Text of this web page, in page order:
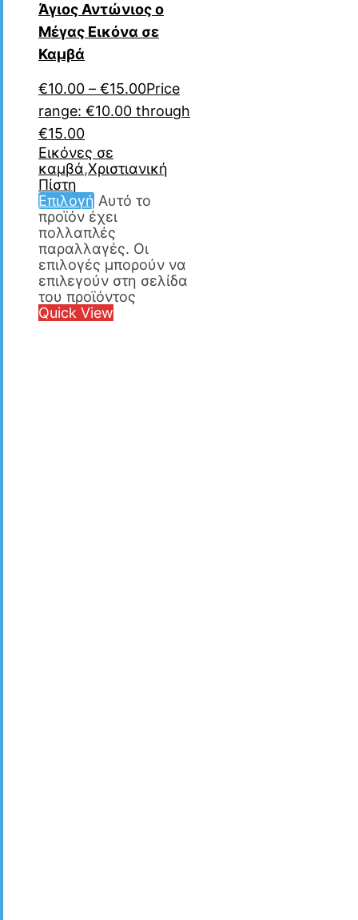
Άγιος Αντώνιος ο
Μέγας Εικόνα σε
Καμβά
€10.00 – €15.00Price
range: €10.00 through
€15.00
Εικόνες σε
καμβά,Χριστιανική
Πίστη
Επιλογή Αυτό το
προϊόν έχει
πολλαπλές
παραλλαγές. Οι
επιλογές μπορούν να
επιλεγούν στη σελίδα
του προϊόντος
Quick View